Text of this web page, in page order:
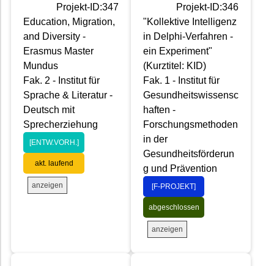
Projekt-ID:347
Education, Migration,
and Diversity -
Erasmus Master
Mundus
Fak. 2 - Institut für
Sprache & Literatur -
Deutsch mit
Sprecherziehung
[ENTW.VORH.]
akt. laufend
anzeigen
Projekt-ID:346
"Kollektive Intelligenz
in Delphi-Verfahren -
ein Experiment"
(Kurztitel: KID)
Fak. 1 - Institut für
Gesundheitswissensc
haften -
Forschungsmethoden
in der
Gesundheitsförderun
g und Prävention
[F-PROJEKT]
abgeschlossen
anzeigen